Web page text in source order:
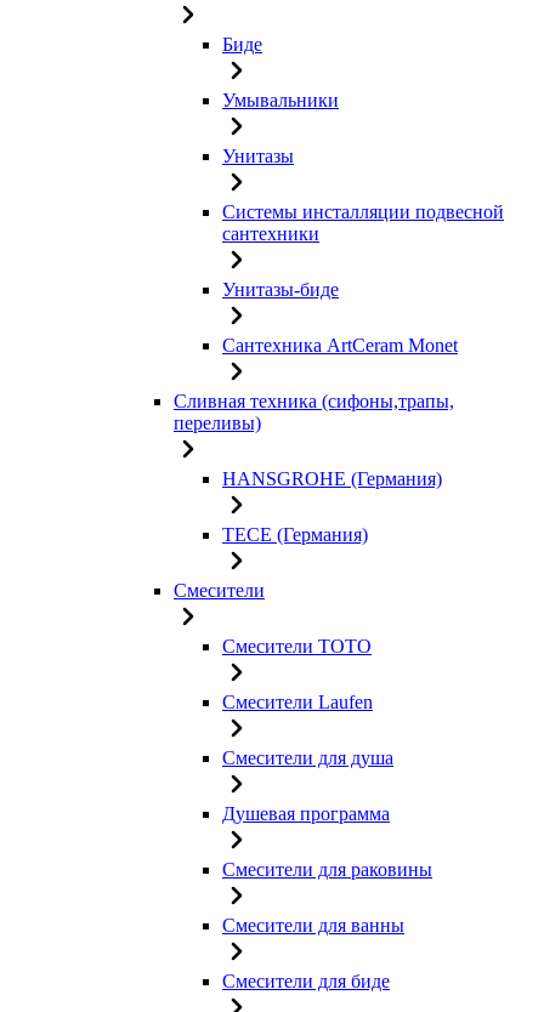
Биде
Умывальники
Унитазы
Системы инсталляции подвесной
сантехники
Унитазы-биде
Сантехника ArtCeram Monet
Сливная техника (сифоны,трапы,
переливы)
HANSGROHE (Германия)
TECE (Германия)
Смесители
Смесители TOTO
Смесители Laufen
Смесители для душа
Душевая программа
Смесители для раковины
Смесители для ванны
Смесители для биде